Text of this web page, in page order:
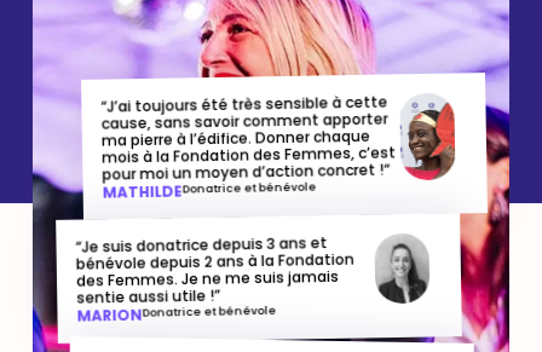
“J’ai toujours été très sensible à cette
cause, sans savoir comment apporter
ma pierre à l’édifice. Donner chaque
mois à la Fondation des Femmes, c’est
pour moi un moyen d’action concret !“
MATHILDEDonatrice et bénévole
“Je suis donatrice depuis 3 ans et
bénévole depuis 2 ans à la Fondation
des Femmes. Je ne me suis jamais
sentie aussi utile !”
MARIONDonatrice et bénévole